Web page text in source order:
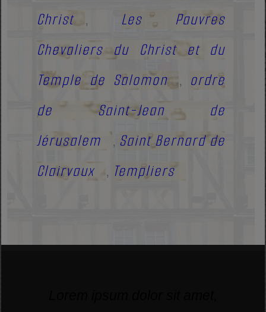
Christ
, Les Pauvres
Chevaliers du Christ et du
Temple de Salomon
, ordre
de Saint-Jean de
Jérusalem
, Saint Bernard de
Clairvaux
, Templiers